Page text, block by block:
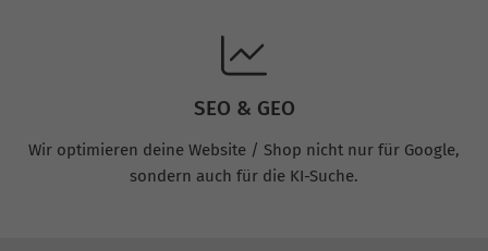
SEO & GEO
Wir optimieren deine Website / Shop nicht nur für Google,
sondern auch für die KI-Suche.